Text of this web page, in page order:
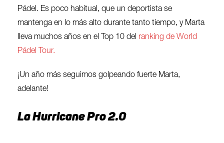
Pádel. Es poco habitual, que un deportista se
mantenga en lo más alto durante tanto tiempo, y Marta
lleva muchos años en el Top 10 del ranking de World
Pádel Tour.
¡Un año más seguimos golpeando fuerte Marta,
adelante!
La Hurricane Pro 2.0